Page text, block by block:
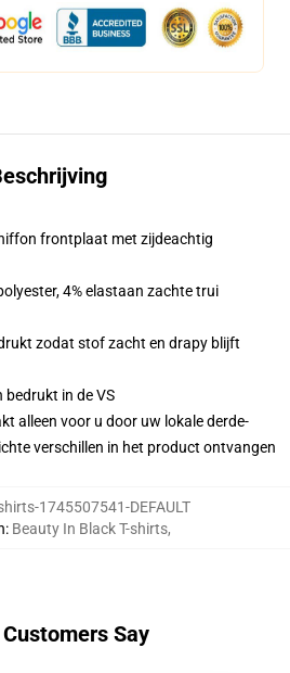
frontplaat met zijdeachtig
4% elastaan zachte trui
zodat stof zacht en drapy blijft
bedrukt in de VS
alleen voor u door uw lokale derde-
verschillen in het product ontvangen
1745507541-DEFAULT
: Beauty In Black T-shirts,
Say